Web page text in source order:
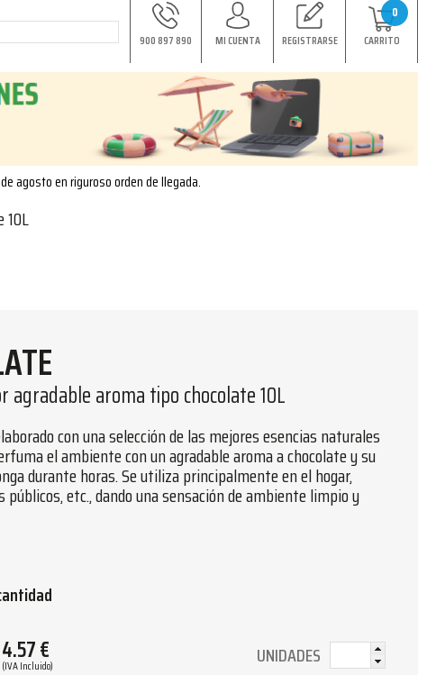
900 897 890 MI CUENTA REGISTRARSE
0
CARRITO
agosto en riguroso orden de llegada.
10L
agradable aroma tipo chocolate 10L
con una selección de las mejores esencias naturales
el ambiente con un agradable aroma a chocolate y su
durante horas. Se utiliza principalmente en el hogar,
públicos, etc., dando una sensación de ambiente limpio y
4.57€
(IVA Incluido) UNIDADES